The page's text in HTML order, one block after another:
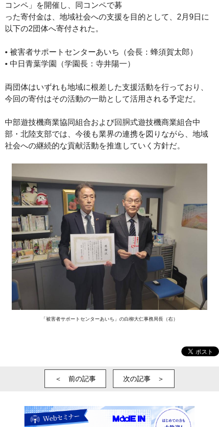
コンペ」を開催し、同コンペで募
った寄付金は、地域社会への支援を目的として、2月9日に
以下の2団体へ寄付された。
• 被害者サポートセンターあいち（会長：蜂須賀太郎）
• 中日青葉学園（学園長：寺井陽一）
両団体はいずれも地域に根差した支援活動を行っており、
今回の寄付はその活動の一助として活用される予定だ。
中部遊技機商業協同組合および回胴式遊技機商業組合中
部・北陸支部では、今後も業界の連携を図りながら、地域
社会への継続的な貢献活動を推進していく方針だ。
「被害者サポートセンターあいち」の白柳大仁事務局長（右）
＜ 前の記事 次の記事 ＞